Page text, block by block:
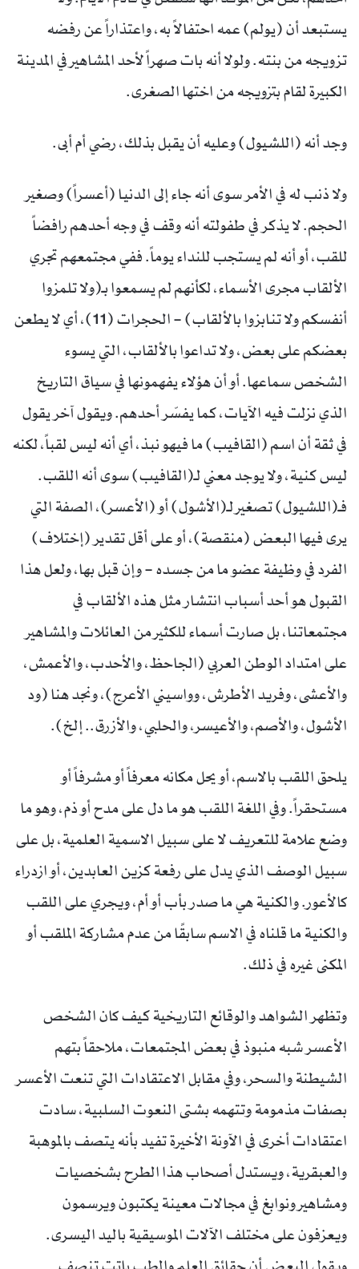
يستبعد أن (يولم) عمه احتفالاً به، واعتذاراً عن رفضه
تزويجه من بنته. ولولا أنه بات صهراً لأحد المشاهير في المدينة
الكبيرة لقام بتزويجه من اختها الصغرى.
وجد أنه (اللشيول) وعليه أن يقبل بذلك، رضي أم أبى.
ولا ذنب له في الأمر سوى أنه جاء إلى الدنيا (أعسراً) وصغير
الحجم. لا يذكر في طفولته أنه وقف في وجه أحدهم رافضاً
للقب، أو أنه لم يستجب للنداء يوماً. ففي مجتمعهم تجري
الألقاب مجرى الأسماء، لكأنهم لم يسمعوا بـ(ولا تلمزوا
أنفسكم ولا تنابزوا بالألقاب) – الحجرات (11)، أي لا يطعن
بعضكم على بعض، ولا تداعوا بالألقاب، التي يسوء
الشخص سماعها. أو أن هؤلاء يفهمونها في سياق التاريخ
الذي نزلت فيه الآيات، كما يفسّر أحدهم. ويقول آخر يقول
في ثقة أن اسم (القافيب) ما فيهو نبذ، أي أنه ليس لقباً، لكنه
ليس كنية، ولا يوجد معني لـ(القافيب) سوى أنه اللقب.
فـ(اللشيول) تصغير لـ(الأشول) أو (الأعسر)، الصفة التي
يرى فيها البعض (منقصة)، أو على أقل تقدير (إختلاف)
الفرد في وظيفة عضو ما من جسده – وإن قبل بها، ولعل هذا
القبول هو أحد أسباب انتشار مثل هذه الألقاب في
مجتمعاتنا، بل صارت أسماء للكثير من العائلات والمشاهير
على امتداد الوطن العربي (الجاحظ، والأحدب، والأعمش،
والأعشى، وفريد الأطرش، وواسيني الأعرج)، ونجد هنا (ود
الأشول، والأصم، والأعيسر، والحلبي، والأزرق.. إلخ).
يلحق اللقب بالاسم، أو يحل مكانه معرفاً أو مشرفاً أو
مستحقراً. وفي اللغة اللقب هو ما دل على مدح أو ذم، وهو ما
وضع علامة للتعريف لا على سبيل الاسمية العلمية، بل على
سبيل الوصف الذي يدل على رفعة كزين العابدين، أو ازدراء
كالأعور. والكنية هي ما صدر بأب أو أم، ويجري على اللقب
والكنية ما قلناه في الاسم سابقًا من عدم مشاركة الملقب أو
المكنى غيره في ذلك.
وتظهر الشواهد والوقائع التاريخية كيف كان الشخص
الأعسر شبه منبوذ في بعض المجتمعات، ملاحقاً بتهم
الشيطنة والسحر، وفي مقابل الاعتقادات التي تنعت الأعسر
بصفات مذمومة وتتهمه بشتى النعوت السلبية، سادت
اعتقادات أخرى في الآونة الأخيرة تفيد بأنه يتصف بالموهبة
والعبقرية، ويستدل أصحاب هذا الطرح بشخصيات
ومشاهير ونوابغ في مجالات معينة يكتبون ويرسمون
ويعزفون على مختلف الآلات الموسيقية باليد اليسرى.